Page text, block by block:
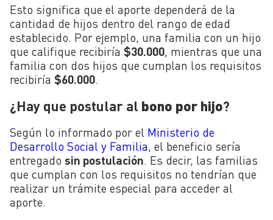
Esto significa que el aporte dependerá de la
cantidad de hijos dentro del rango de edad
establecido. Por ejemplo, una familia con un hijo
que califique recibiría $30.000, mientras que una
familia con dos hijos que cumplan los requisitos
recibiría $60.000.
¿Hay que postular al bono por hijo?
Según lo informado por el Ministerio de
Desarrollo Social y Familia, el beneficio sería
entregado sin postulación. Es decir, las familias
que cumplan con los requisitos no tendrían que
realizar un trámite especial para acceder al
aporte.